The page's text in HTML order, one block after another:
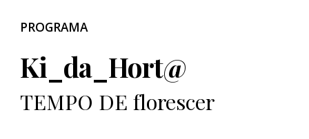
PROGRAMA
Ki_da_Hort@
TEMPO DEflorescer